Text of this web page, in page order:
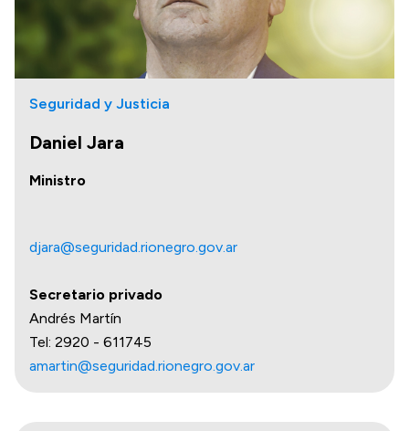
Boletín Oficial
Compras y licitaciones
Consulta de expedientes
Consulta de pago a proveedores
Convocatorias
Intranet
Seguridad y Justicia
Daniel Jara
Ministro
djara@seguridad.rionegro.gov.ar
Secretario privado
Andrés Martín
Tel: 2920 - 611745
amartin@seguridad.rionegro.gov.ar